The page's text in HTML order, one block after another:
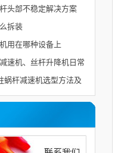
头部不稳定解决方案
拆装
用在哪种设备上
速机、丝杆升降机日常
与注意事项及保护措施
蜗杆减速机选型方法及